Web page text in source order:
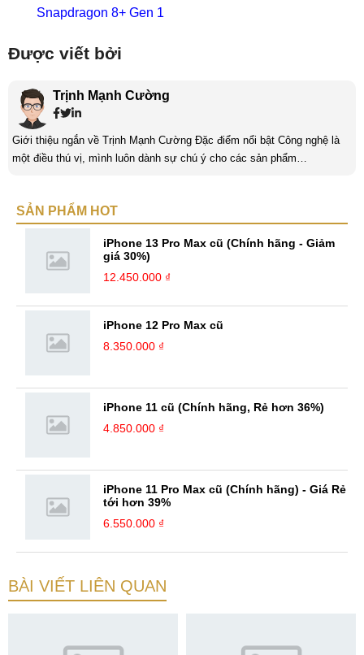
Snapdragon 8+ Gen 1
Được viết bởi
Trịnh Mạnh Cường
Giới thiệu ngắn về Trịnh Mạnh Cường Đặc điểm nổi bật Công nghệ là
một điều thú vị, mình luôn dành sự chú ý cho các sản phẩm
hiểu biết mới mẻ và thú vị. Tinh thần tự giác và sự chuyên nghiệp là
SẢN PHẨM HOT
iPhone 13 Pro Max cũ (Chính hãng - Giảm
giá 30%)
12.450.000 ₫
iPhone 12 Pro Max cũ
8.350.000 ₫
iPhone 11 cũ (Chính hãng, Rẻ hơn 36%)
4.850.000 ₫
iPhone 11 Pro Max cũ (Chính hãng) - Giá Rẻ
tới hơn 39%
6.550.000 ₫
BÀI VIẾT LIÊN QUAN